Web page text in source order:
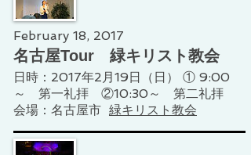
February 18, 2017
名古屋Tour 緑キリスト教会
日時：2017年2月19日（日） ① 9:00
～ 第一礼拝 ②10:30～ 第二礼拝
会場： 名古屋市 緑キリスト教会